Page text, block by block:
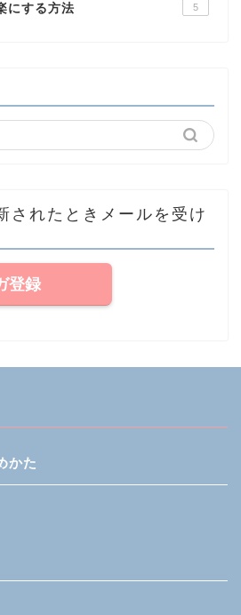
にする方法 5
されたときメールを受け
登録
かた